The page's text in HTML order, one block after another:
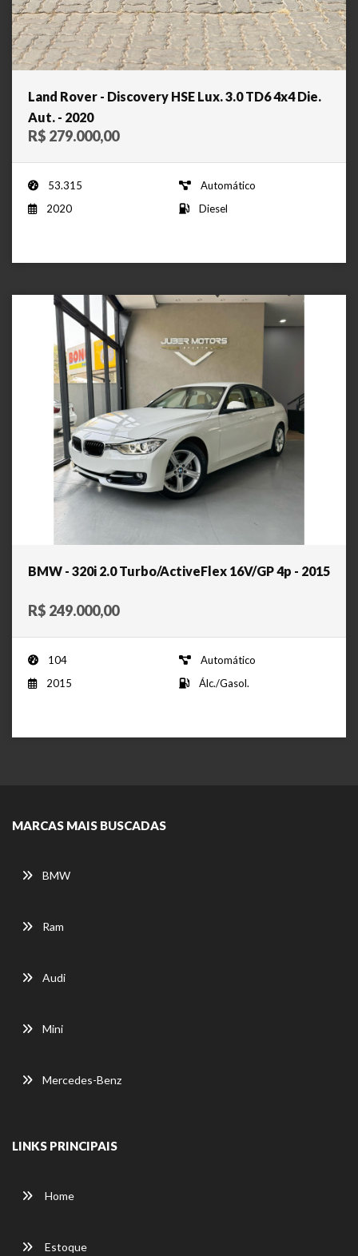
Land Rover - Discovery HSE Lux. 3.0 TD6 4x4 Die.
Aut. - 2020
R$ 279.000,00
53.315
Automático
2020
Diesel
BMW - 320i 2.0 Turbo/ActiveFlex 16V/GP 4p - 2015
R$ 249.000,00
104
Automático
2015
Álc./Gasol.
MARCAS MAIS BUSCADAS
BMW
Ram
Audi
Mini
Mercedes-Benz
LINKS PRINCIPAIS
Home
Estoque